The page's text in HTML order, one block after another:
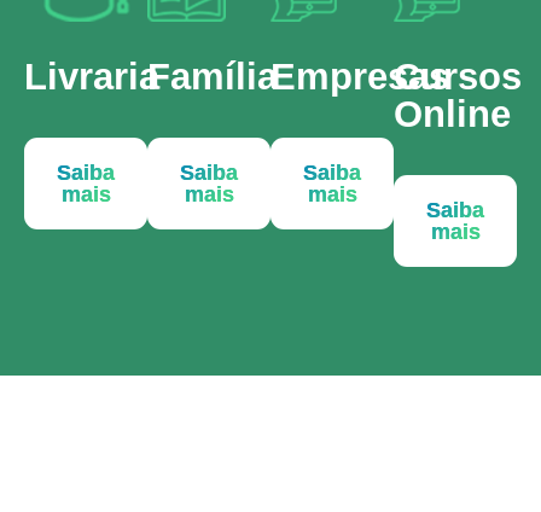
Livraria
Saiba
mais
Família
Saiba
mais
Empresas
Saiba
mais
Cursos
Online
Saiba
mais